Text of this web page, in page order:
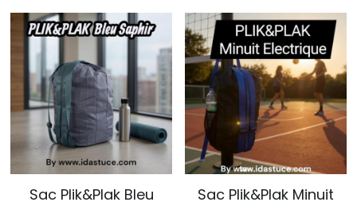
Sac Plik&Plak Bleu
Sac Plik&Plak Minuit